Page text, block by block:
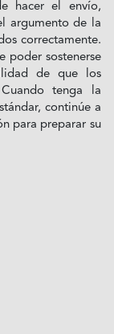
hacer el envío,
argumento de la
correctamente.
poder sostenerse
de que los
tenga la
continúe a
para preparar su